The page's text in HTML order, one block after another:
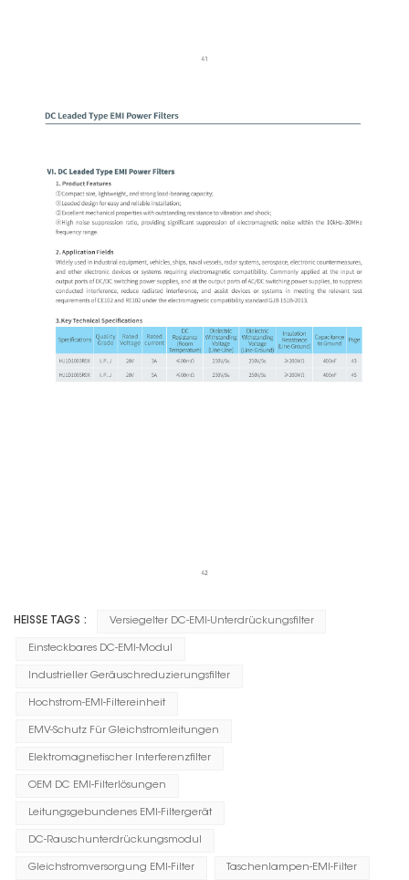
HEISSE TAGS : Versiegelter DC-EMI-Unterdrückungsfilter
Einsteckbares DC-EMI-Modul
Industrieller Geräuschreduzierungsfilter
Hochstrom-EMI-Filtereinheit
EMV-Schutz Für Gleichstromleitungen
Elektromagnetischer Interferenzfilter
OEM DC EMI-Filterlösungen
Leitungsgebundenes EMI-Filtergerät
DC-Rauschunterdrückungsmodul
Gleichstromversorgung EMI-Filter Taschenlampen-EMI-Filter